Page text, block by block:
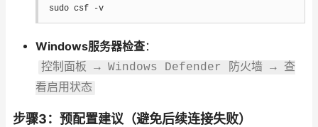
sudo csf -v
Windows服务器检查：
控制面板 → Windows Defender 防火墙 → 查
看启用状态
步骤3：预配置建议（避免后续连接失败）